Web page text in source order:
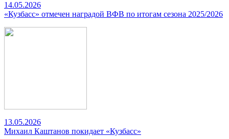
14.05.2026
«Кузбасс» отмечен наградой ВФВ по итогам сезона 2025/2026
13.05.2026
Михаил Каштанов покидает «Кузбасс»